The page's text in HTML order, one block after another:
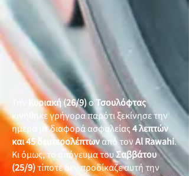
Κυριακή (26/9)οΤσουλόφτας
κινήθηκε γρήγορα παρότι ξεκίνησε την
ημέρα με διαφορά ασφαλείας4 λεπτών
και 45 δευτερολέπτωναπό τονAl Rawahi.
Κι όμως, το απόγευμα τουΣαββάτου
(25/9)τίποτε δεν προδίκαζε αυτή την